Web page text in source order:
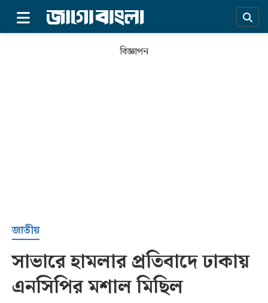
সর্বশেষ
বিজ্ঞাপন
জাতীয়
সাভারে হামলার প্রতিবাদে ঢাকায়
এনসিপির মশাল মিছিল